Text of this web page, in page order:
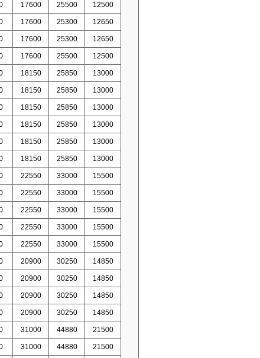
17600 25500 12500
17600 25300 12650
17600 25300 12650
17600 25500 12500
18150 25850 13000
18150 25850 13000
18150 25850 13000
18150 25850 13000
18150 25850 13000
18150 25850 13000
22550 33000 15500
22550 33000 15500
22550 33000 15500
22550 33000 15500
22550 33000 15500
20900 30250 14850
20900 30250 14850
20900 30250 14850
20900 30250 14850
31000 44880 21500
31000 44880 21500